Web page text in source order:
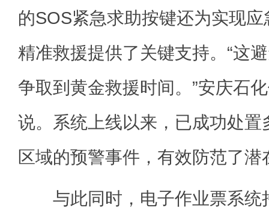
的SOS紧急求助按键还为实现
精准救援提供了关键支持。“这
争取到黄金救援时间。”安庆石
说。系统上线以来，已成功处置
区域的预警事件，有效防范了潜
与此同时，电子作业票系统